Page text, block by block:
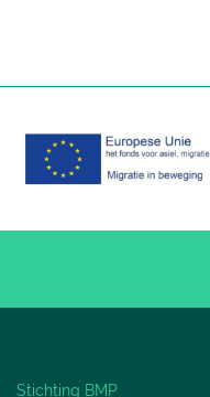
Stichting BMP